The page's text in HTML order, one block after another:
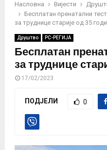
Насловна Вијести
Бесплатан пренатални тест
за труднице старије од 35
Друштво РС-РЕГИЈА
Бесплатан
за труднице
17/02/2023
ПОДЈЕЛИ 0